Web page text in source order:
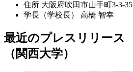
住所 大阪府吹田市山手町3-3-35
学長（学校長）
高橋 智幸
最近のプレスリリース
（関西大学）